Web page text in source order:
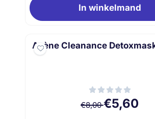
In winkelmand
Avène Cleanance
Van 8,00
€8,00€5,60